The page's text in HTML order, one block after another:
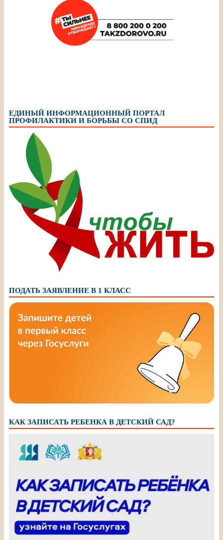
ЕДИНЫЙ ИНФОРМАЦИОННЫЙ ПОРТАЛ
ПРОФИЛАКТИКИ И БОРЬБЫ СО СПИД
ПОДАТЬ ЗАЯВЛЕНИЕ В 1 КЛАСС
КАК ЗАПИСАТЬ РЕБЕНКА В ДЕТСКИЙ САД?